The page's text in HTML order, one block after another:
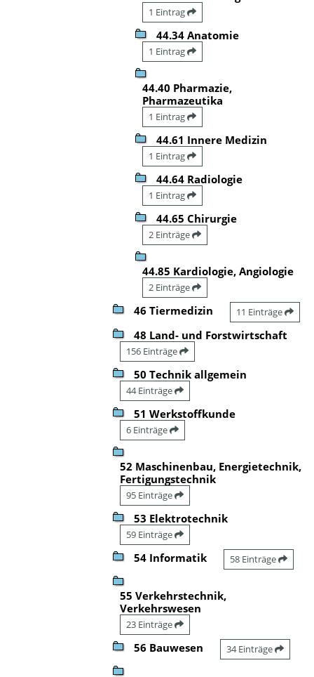
1 Eintrag
44.34 Anatomie
1 Eintrag
44.40 Pharmazie,
Pharmazeutika
1 Eintrag
44.61 Innere Medizin
1 Eintrag
44.64 Radiologie
1 Eintrag
44.65 Chirurgie
2 Einträge
44.85 Kardiologie, Angiologie
2 Einträge
46 Tiermedizin 11 Einträge
48 Land- und Forstwirtschaft
156 Einträge
50 Technik allgemein
44 Einträge
51 Werkstoffkunde
6 Einträge
52 Maschinenbau, Energietechnik,
Fertigungstechnik
95 Einträge
53 Elektrotechnik
59 Einträge
54 Informatik 58 Einträge
55 Verkehrstechnik,
Verkehrswesen
23 Einträge
56 Bauwesen 34 Einträge